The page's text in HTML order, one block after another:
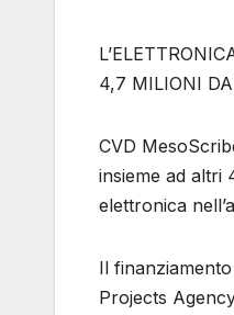
4,7 MILIONI
CVD
insieme ad altri
elettronica
Il
Projects